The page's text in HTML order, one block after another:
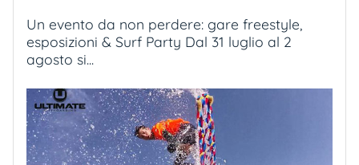
Un evento da non perdere: gare freestyle,
esposizioni & Surf Party Dal 31 luglio al 2
agosto si...